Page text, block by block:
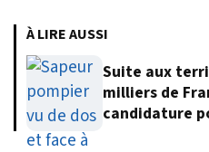
À LIRE AUSSI
Suite aux
milliers de
candidature